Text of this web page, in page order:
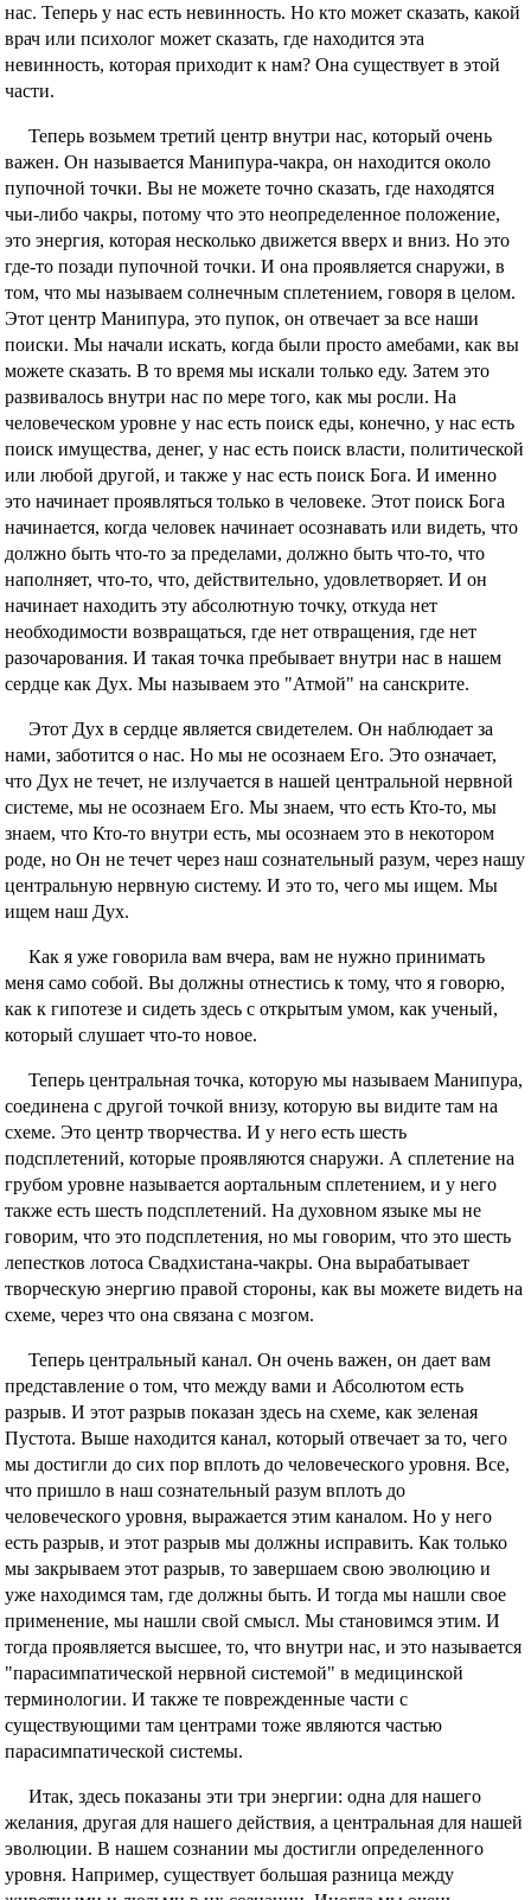
нас. Теперь у нас есть невинность. Но кто может сказать, какой
врач или психолог может сказать, где находится эта
невинность, которая приходит к нам? Она существует в этой
части.
Теперь возьмем третий центр внутри нас, который очень
важен. Он называется Манипура-чакра, он находится около
пупочной точки. Вы не можете точно сказать, где находятся
чьи-либо чакры, потому что это неопределенное положение,
это энергия, которая несколько движется вверх и вниз. Но это
где-то позади пупочной точки. И она проявляется снаружи, в
том, что мы называем солнечным сплетением, говоря в целом.
Этот центр Манипура, это пупок, он отвечает за все наши
поиски. Мы начали искать, когда были просто амебами, как вы
можете сказать. В то время мы искали только еду. Затем это
развивалось внутри нас по мере того, как мы росли. На
человеческом уровне у нас есть поиск еды, конечно, у нас есть
поиск имущества, денег, у нас есть поиск власти, политической
или любой другой, и также у нас есть поиск Бога. И именно
это начинает проявляться только в человеке. Этот поиск Бога
начинается, когда человек начинает осознавать или видеть, что
должно быть что-то за пределами, должно быть что-то, что
наполняет, что-то, что, действительно, удовлетворяет. И он
начинает находить эту абсолютную точку, откуда нет
необходимости возвращаться, где нет отвращения, где нет
разочарования. И такая точка пребывает внутри нас в нашем
сердце как Дух. Мы называем это "Атмой" на санскрите.
Этот Дух в сердце является свидетелем. Он наблюдает за
нами, заботится о нас. Но мы не осознаем Его. Это означает,
что Дух не течет, не излучается в нашей центральной нервной
системе, мы не осознаем Его. Мы знаем, что есть Кто-то, мы
знаем, что Кто-то внутри есть, мы осознаем это в некотором
роде, но Он не течет через наш сознательный разум, через нашу
центральную нервную систему. И это то, чего мы ищем. Мы
ищем наш Дух.
Как я уже говорила вам вчера, вам не нужно принимать
меня само собой. Вы должны отнестись к тому, что я говорю,
как к гипотезе и сидеть здесь с открытым умом, как ученый,
который слушает что-то новое.
Теперь центральная точка, которую мы называем Манипура,
соединена с другой точкой внизу, которую вы видите там на
схеме. Это центр творчества. И у него есть шесть
подсплетений, которые проявляются снаружи. А сплетение на
грубом уровне называется аортальным сплетением, и у него
также есть шесть подсплетений. На духовном языке мы не
говорим, что это подсплетения, но мы говорим, что это шесть
лепестков лотоса Свадхистана-чакры. Она вырабатывает
творческую энергию правой стороны, как вы можете видеть на
схеме, через что она связана с мозгом.
Теперь центральный канал. Он очень важен, он дает вам
представление о том, что между вами и Абсолютом есть
разрыв. И этот разрыв показан здесь на схеме, как зеленая
Пустота. Выше находится канал, который отвечает за то, чего
мы достигли до сих пор вплоть до человеческого уровня. Все,
что пришло в наш сознательный разум вплоть до
человеческого уровня, выражается этим каналом. Но у него
есть разрыв, и этот разрыв мы должны исправить. Как только
мы закрываем этот разрыв, то завершаем свою эволюцию и
уже находимся там, где должны быть. И тогда мы нашли свое
применение, мы нашли свой смысл. Мы становимся этим. И
тогда проявляется высшее, то, что внутри нас, и это называется
"парасимпатической нервной системой" в медицинской
терминологии. И также те поврежденные части с
существующими там центрами тоже являются частью
парасимпатической системы.
Итак, здесь показаны эти три энергии: одна для нашего
желания, другая для нашего действия, а центральная для нашей
эволюции. В нашем сознании мы достигли определенного
уровня. Например, существует большая разница между